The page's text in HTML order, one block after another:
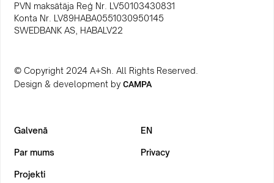
PVN maksātāja Reģ Nr. LV50103430831
Konta Nr. LV89HABA0551030950145
SWEDBANK AS, HABALV22
© Copyright 2024 A+Sh. All Rights Reserved.
Design & development byCAMPA
Galvenā
Par mums
Projekti
EN
Privacy